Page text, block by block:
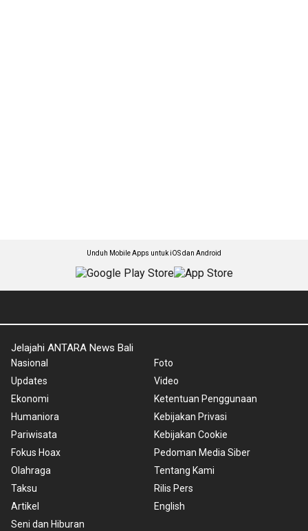
Unduh Mobile Apps untuk iOS dan Android
Jelajahi ANTARA News Bali
Nasional
Updates
Ekonomi
Humaniora
Pariwisata
Fokus Hoax
Olahraga
Taksu
Artikel
Seni dan Hiburan
Foto
Video
Ketentuan Penggunaan
Kebijakan Privasi
Kebijakan Cookie
Pedoman Media Siber
Tentang Kami
Rilis Pers
English